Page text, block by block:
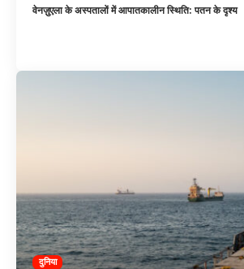
वेनज़ुएला के अस्पतालों में आपातकालीन स्थिति: पतन के दृश्य
दुनिया